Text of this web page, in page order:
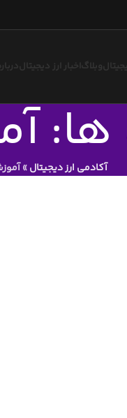
وبلاگ اخبار ارز دیجیتال
ها:
آکادمی ارز دیجیتال»